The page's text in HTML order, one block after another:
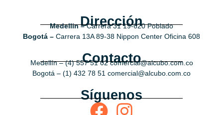
Dirección
Medellin –Carrera 31 19-620 Poblado
Bogotá – Carrera 13A 89-38 Nippon Center Oficina 608
Contacto
Medellín – (4) 557 51 02 comercial@alcubo.com.co
Bogotá – (1) 432 78 51 comercial@alcubo.com.co
Síguenos
F I